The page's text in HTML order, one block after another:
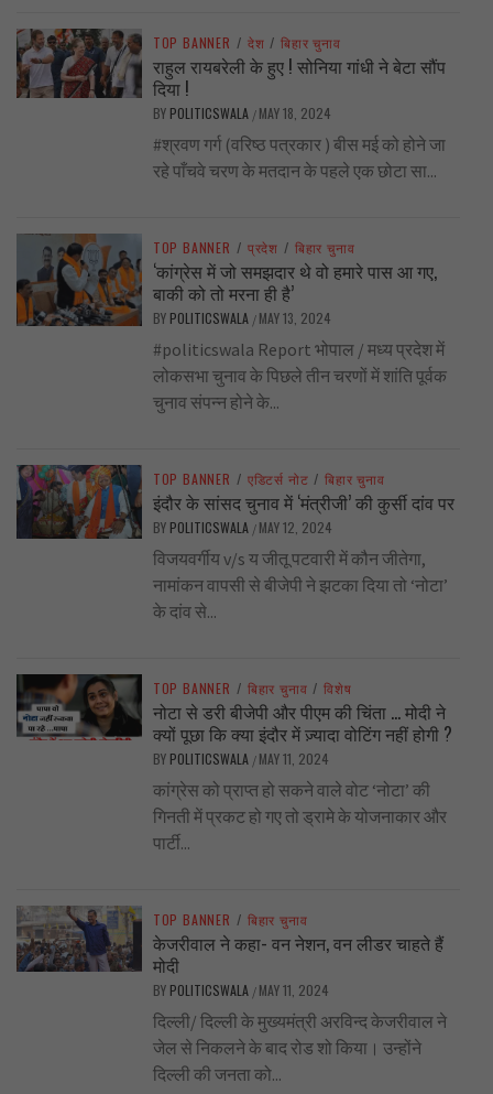
TOP BANNER / देश / बिहार चुनाव
राहुल रायबरेली के हुए ! सोनिया गांधी ने बेटा सौंप
दिया !
BY POLITICSWALA / MAY 18, 2024
#श्रवण गर्ग (वरिष्ठ पत्रकार ) बीस मई को होने जा
रहे पाँचवे चरण के मतदान के पहले एक छोटा सा...
TOP BANNER / प्रदेश / बिहार चुनाव
‘कांग्रेस में जो समझदार थे वो हमारे पास आ गए,
बाकी को तो मरना ही है’
BY POLITICSWALA / MAY 13, 2024
#politicswala Report भोपाल / मध्य प्रदेश में
लोकसभा चुनाव के पिछले तीन चरणों में शांति पूर्वक
चुनाव संपन्न होने के...
TOP BANNER / एडिटर्स नोट / बिहार चुनाव
इंदौर के सांसद चुनाव में ‘मंत्रीजी’ की कुर्सी दांव पर
BY POLITICSWALA / MAY 12, 2024
विजयवर्गीय v/s य जीतू पटवारी में कौन जीतेगा,
नामांकन वापसी से बीजेपी ने झटका दिया तो ‘नोटा’
के दांव से...
TOP BANNER / बिहार चुनाव / विशेष
नोटा से डरी बीजेपी और पीएम की चिंता … मोदी ने
क्यों पूछा कि क्या इंदौर में ज़्यादा वोटिंग नहीं होगी ?
BY POLITICSWALA / MAY 11, 2024
कांग्रेस को प्राप्त हो सकने वाले वोट ‘नोटा’ की
गिनती में प्रकट हो गए तो ड्रामे के योजनाकार और
पार्टी...
TOP BANNER / बिहार चुनाव
केजरीवाल ने कहा- वन नेशन, वन लीडर चाहते हैं
मोदी
BY POLITICSWALA / MAY 11, 2024
दिल्ली/ दिल्ली के मुख्यमंत्री अरविन्द केजरीवाल ने
जेल से निकलने के बाद रोड शो किया। उन्होंने
दिल्ली की जनता को...